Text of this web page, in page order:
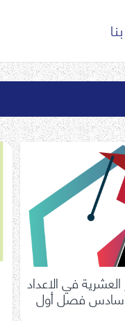
في الاعداد
سادس فصل أول